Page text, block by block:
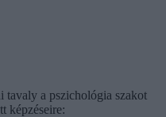
tavaly a pszichológia szakot
képzéseire: